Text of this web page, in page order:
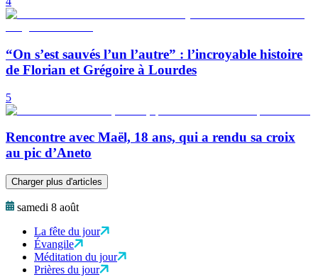
“On s’est sauvés l’un l’autre” : l’incroyable histoire
de Florian et Grégoire à Lourdes
5
Rencontre avec Maël, 18 ans, qui a rendu sa croix
au pic d’Aneto
Charger plus d'articles
samedi 8 août
La fête du jour
Évangile
Méditation du jour
Prières du jour